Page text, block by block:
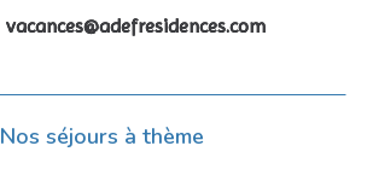
vacances@adefresidences.com
Nos séjours à thème